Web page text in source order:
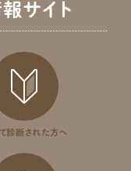
サイト
診断された方へ